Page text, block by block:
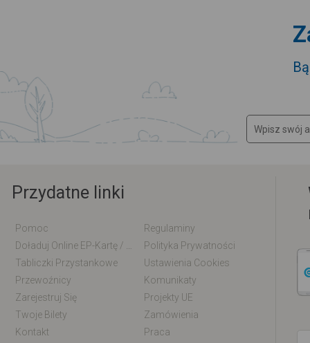
Przydatne linki
Pomoc
Regulaminy
Polityka Prywatności
Tabliczki Przystankowe
Ustawienia Cookies
Przewoźnicy
Komunikaty
Zarejestruj Się
Projekty UE
Twoje Bilety
Zamówienia
Kontakt
Praca